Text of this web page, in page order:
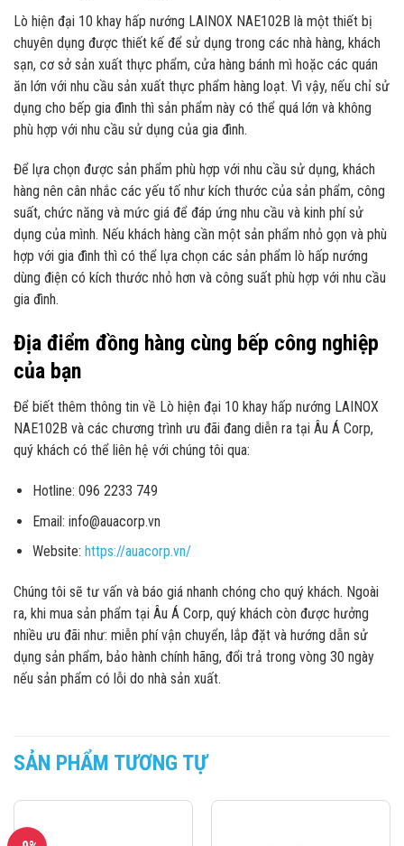
Lò hiện đại 10 khay hấp nướng LAINOX NAE102B là một thiết bị
chuyên dụng được thiết kế để sử dụng trong các nhà hàng, khách
sạn, cơ sở sản xuất thực phẩm, cửa hàng bánh mì hoặc các quán
ăn lớn với nhu cầu sản xuất thực phẩm hàng loạt. Vì vậy, nếu chỉ sử
dụng cho bếp gia đình thì sản phẩm này có thể quá lớn và không
phù hợp với nhu cầu sử dụng của gia đình.
Để lựa chọn được sản phẩm phù hợp với nhu cầu sử dụng, khách
hàng nên cân nhắc các yếu tố như kích thước của sản phẩm, công
suất, chức năng và mức giá để đáp ứng nhu cầu và kinh phí sử
dụng của mình. Nếu khách hàng cần một sản phẩm nhỏ gọn và phù
hợp với gia đình thì có thể lựa chọn các sản phẩm lò hấp nướng
dùng điện có kích thước nhỏ hơn và công suất phù hợp với nhu cầu
gia đình.
Địa điểm đồng hàng cùng bếp công nghiệp
của bạn
Để biết thêm thông tin về Lò hiện đại 10 khay hấp nướng LAINOX
NAE102B và các chương trình ưu đãi đang diễn ra tại Âu Á Corp,
quý khách có thể liên hệ với chúng tôi qua:
Hotline: 096 2233 749
Email: info@auacorp.vn
Website: https://auacorp.vn/
Chúng tôi sẽ tư vấn và báo giá nhanh chóng cho quý khách. Ngoài
ra, khi mua sản phẩm tại Âu Á Corp, quý khách còn được hưởng
nhiều ưu đãi như: miễn phí vận chuyển, lắp đặt và hướng dẫn sử
dụng sản phẩm, bảo hành chính hãng, đổi trả trong vòng 30 ngày
nếu sản phẩm có lỗi do nhà sản xuất.
SẢN PHẨM TƯƠNG TỰ